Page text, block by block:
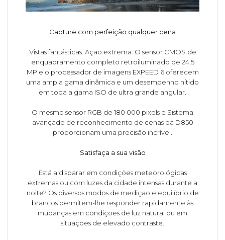
Capture com perfeição qualquer cena
Vistas fantásticas. Ação extrema. O sensor CMOS de
enquadramento completo retroiluminado de 24,5
MP e o processador de imagens EXPEED 6 oferecem
uma ampla gama dinâmica e um desempenho nítido
em toda a gama ISO de ultra grande angular.
O mesmo sensor RGB de 180 000 pixels e Sistema
avançado de reconhecimento de cenas da D850
proporcionam uma precisão incrível.
Satisfaça a sua visão
Está a disparar em condições meteorológicas
extremas ou com luzes da cidade intensas durante a
noite? Os diversos modos de medição e equilíbrio de
brancos permitem-lhe responder rapidamente às
mudanças em condições de luz natural ou em
situações de elevado contraste.